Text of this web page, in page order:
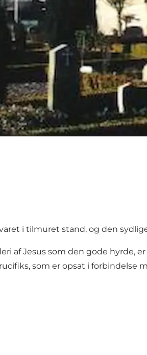
i tilmuret stand, og den
af Jesus som den gode
som er opsat i forbindelse